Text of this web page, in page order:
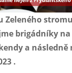
Zeleného
brigádníky
a následně
.